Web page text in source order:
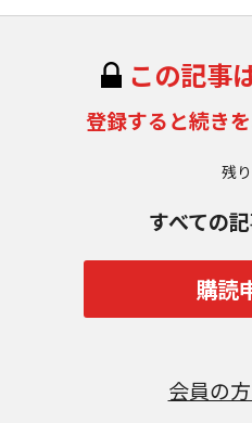
この記事
登録すると続き
残
すべての
購読
会員の